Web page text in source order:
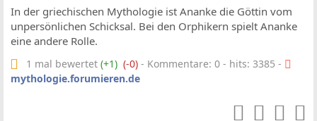
In der griechischen Mythologie ist Ananke die Göttin vom
unpersönlichen Schicksal. Bei den Orphikern spielt Ananke
eine andere Rolle.
1 mal bewertet (+1) (-0) - Kommentare: 0 - hits: 3385 -
mythologie.forumieren.de